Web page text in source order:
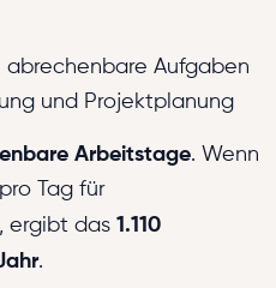
abrechenbare Aufgaben
und Projektplanung
Arbeitstage. Wenn
Tag für
ergibt das 1.110
.